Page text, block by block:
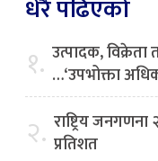
धेरै पढिएको
१. उत्पादक, विक्रेता
…‘उपभोक्ता
२. राष्ट्रिय
प्रतिशत